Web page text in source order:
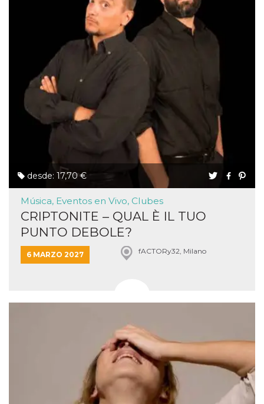
desde: 17,70 €
Música, Eventos en Vivo, Clubes
CRIPTONITE – QUAL È IL TUO
PUNTO DEBOLE?
6 MARZO 2027 fACTORy32, Milano